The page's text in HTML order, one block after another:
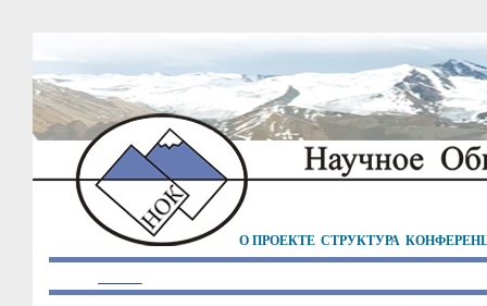
О ПРОЕКТЕ СТРУКТУРА